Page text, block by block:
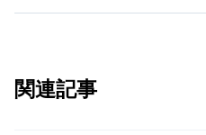
関連記事